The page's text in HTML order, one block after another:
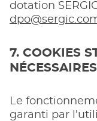
dotation
7. COOKIES
Le
garanti par